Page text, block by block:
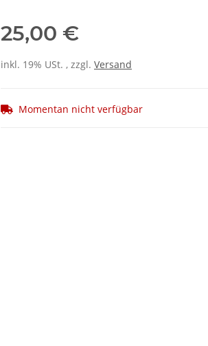
25,00 €
inkl. 19% USt. , zzgl. Versand
Momentan nicht verfügbar